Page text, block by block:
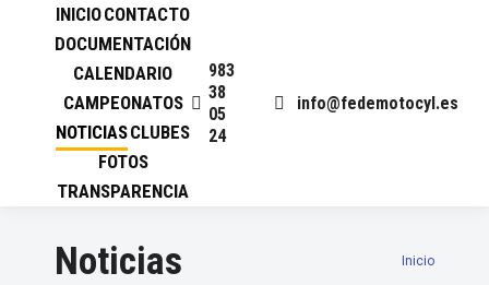
INICIOCONTACTO
DOCUMENTACIÓN
CALENDARIO
CAMPEONATOS
NOTICIASCLUBES
FOTOS
TRANSPARENCIA
983
38
05
24
info@fedemotocyl.es
Noticias Estás aquí:
Inicio